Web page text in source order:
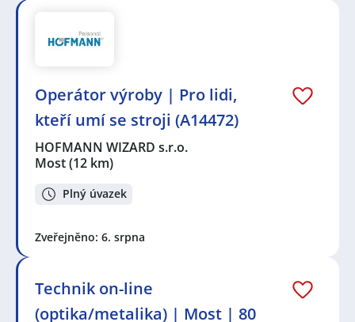
Operátor výroby | Pro lidi,
kteří umí se stroji (A14472)
HOFMANN WIZARD s.r.o.
Most(12 km)
Plný úvazek
Zveřejněno: 6. srpna
Technik on-line
(optika/metalika) | Most | 80